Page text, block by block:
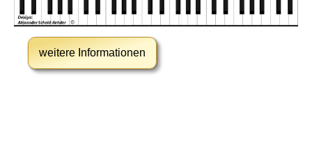
weitere Informationen